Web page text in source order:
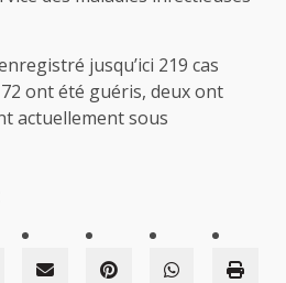
jusqu’ici 219 cas
ont été guéris, deux ont
actuellement sous